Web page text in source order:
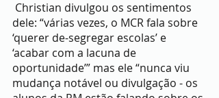
dele: “várias vezes, o MCR fala sobre
‘querer de-segregar escolas’ e
‘acabar com a lacuna de
oportunidade’” mas ele “nunca viu
mudança notável ou divulgação - os